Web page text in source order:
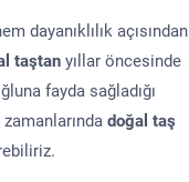
dayanıklılık açısından
taştan yıllar öncesinde
fayda sağladığı
doğal taş